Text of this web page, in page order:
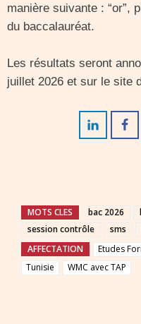
manière suivante : “or”,
du baccalauréat.
Les résultats seront
juillet 2026 et sur le site
MOTS CLES bac 2026
session contrôle
sms
AFFECTATION
Etudes
Tunisie
WMC avec TAP